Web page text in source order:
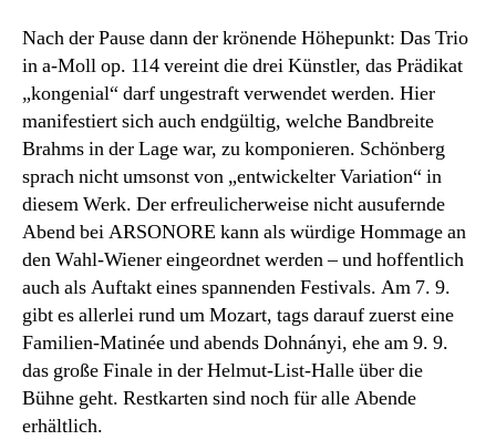
Nach der Pause dann der krönende Höhepunkt: Das Trio
in a-Moll op. 114 vereint die drei Künstler, das Prädikat
„kongenial“ darf ungestraft verwendet werden. Hier
manifestiert sich auch endgültig, welche Bandbreite
Brahms in der Lage war, zu komponieren. Schönberg
sprach nicht umsonst von „entwickelter Variation“ in
diesem Werk. Der erfreulicherweise nicht ausufernde
Abend bei ARSONORE kann als würdige Hommage an
den Wahl-Wiener eingeordnet werden – und hoffentlich
auch als Auftakt eines spannenden Festivals. Am 7. 9.
gibt es allerlei rund um Mozart, tags darauf zuerst eine
Familien-Matinée und abends Dohnányi, ehe am 9. 9.
das große Finale in der Helmut-List-Halle über die
Bühne geht. Restkarten sind noch für alle Abende
erhältlich.